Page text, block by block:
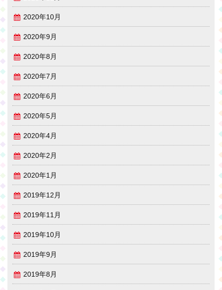
2020年10月
2020年9月
2020年8月
2020年7月
2020年6月
2020年5月
2020年4月
2020年2月
2020年1月
2019年12月
2019年11月
2019年10月
2019年9月
2019年8月